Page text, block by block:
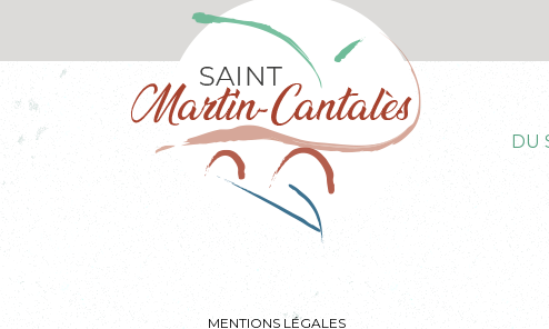
DU
MENTIONS LÉGALES